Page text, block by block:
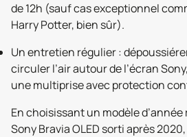
de 12h (sauf cas exceptionnel
Harry Potter, bien sûr).
Un entretien régulier :
circuler l’air autour de l’écran
une multiprise avec protection
En choisissant un modèle
Sony Bravia OLED sorti après